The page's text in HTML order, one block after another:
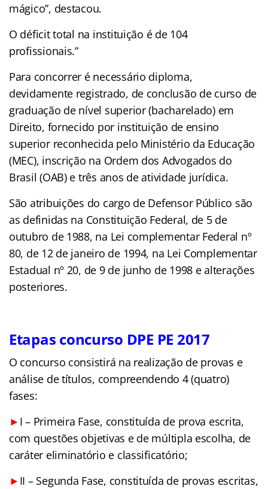
mágico”, destacou.
O déficit total na instituição é de 104
profissionais.”
Para concorrer é necessário diploma,
devidamente registrado, de conclusão de curso de
graduação de nível superior (bacharelado) em
Direito, fornecido por instituição de ensino
superior reconhecida pelo Ministério da Educação
(MEC), inscrição na Ordem dos Advogados do
Brasil (OAB) e três anos de atividade jurídica.
São atribuições do cargo de Defensor Público são
as definidas na Constituição Federal, de 5 de
outubro de 1988, na Lei complementar Federal nº
80, de 12 de janeiro de 1994, na Lei Complementar
Estadual nº 20, de 9 de junho de 1998 e alterações
posteriores.
Etapas concurso DPE PE 2017
O concurso consistirá na realização de provas e
análise de títulos, compreendendo 4 (quatro)
fases:
► I – Primeira Fase, constituída de prova escrita,
com questões objetivas e de múltipla escolha, de
caráter eliminatório e classificatório;
► II – Segunda Fase, constituída de provas escritas,